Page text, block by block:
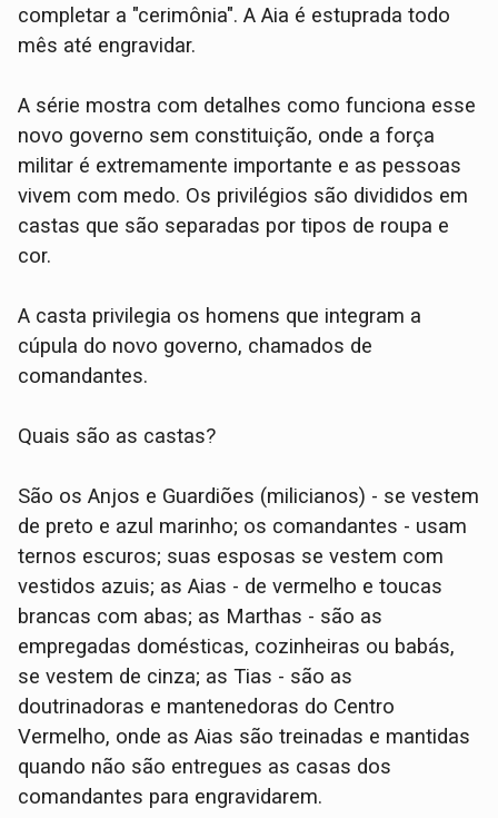
completar a "cerimônia". A Aia é estuprada todo
mês até engravidar.
A série mostra com detalhes como funciona esse
novo governo sem constituição, onde a força
militar é extremamente importante e as pessoas
vivem com medo. Os privilégios são divididos em
castas que são separadas por tipos de roupa e
cor.
A casta privilegia os homens que integram a
cúpula do novo governo, chamados de
comandantes.
Quais são as castas?
São os Anjos e Guardiões (milicianos) - se vestem
de preto e azul marinho; os comandantes - usam
ternos escuros; suas esposas se vestem com
vestidos azuis; as Aias - de vermelho e toucas
brancas com abas; as Marthas - são as
empregadas domésticas, cozinheiras ou babás,
se vestem de cinza; as Tias - são as
doutrinadoras e mantenedoras do Centro
Vermelho, onde as Aias são treinadas e mantidas
quando não são entregues as casas dos
comandantes para engravidarem.